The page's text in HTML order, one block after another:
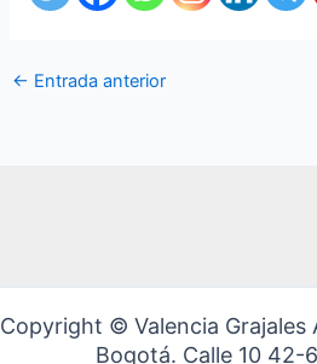
← Entrada anterior
Copyright © Valencia
Bogotá. Calle 10 42-